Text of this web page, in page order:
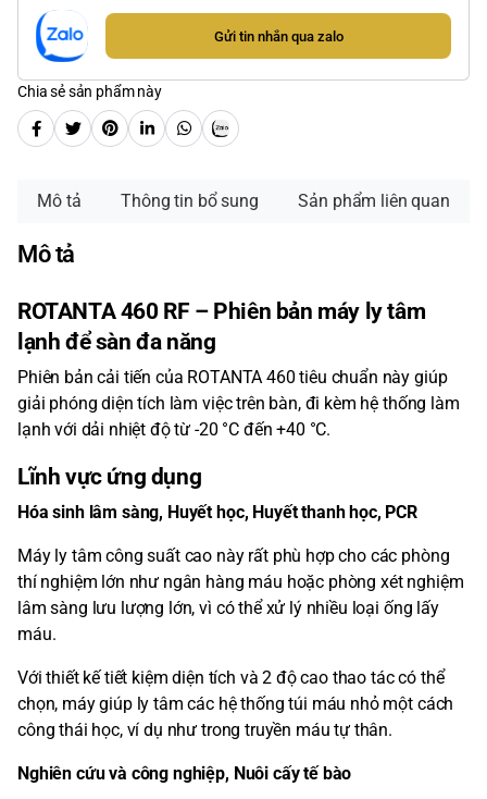
Gửi tin nhắn qua zalo
Chia sẻ sản phẩm này
Mô tả Thông tin bổ sung Sản phẩm liên quan
Mô tả
ROTANTA 460 RF – Phiên bản máy ly tâm
lạnh để sàn đa năng
Phiên bản cải tiến của ROTANTA 460 tiêu chuẩn này giúp
giải phóng diện tích làm việc trên bàn, đi kèm hệ thống làm
lạnh với dải nhiệt độ từ -20 °C đến +40 °C.
Lĩnh vực ứng dụng
Hóa sinh lâm sàng, Huyết học, Huyết thanh học, PCR
Máy ly tâm công suất cao này rất phù hợp cho các phòng
thí nghiệm lớn như ngân hàng máu hoặc phòng xét nghiệm
lâm sàng lưu lượng lớn, vì có thể xử lý nhiều loại ống lấy
máu.
Với thiết kế tiết kiệm diện tích và 2 độ cao thao tác có thể
chọn, máy giúp ly tâm các hệ thống túi máu nhỏ một cách
công thái học, ví dụ như trong truyền máu tự thân.
Nghiên cứu và công nghiệp, Nuôi cấy tế bào